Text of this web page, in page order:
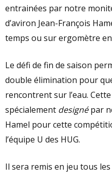
entrainées par notre
d’aviron Jean-François
temps ou sur ergomètre
Le défi de fin de saison
double élimination pour
rencontrent sur l’eau.
spécialement designépar
Hamel pour cette
l’équipe U des HUG.
Il sera remis en jeu tous les